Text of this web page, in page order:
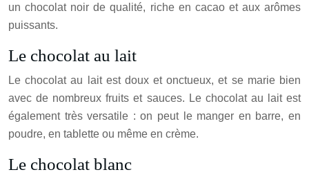
un chocolat noir de qualité, riche en cacao et aux arômes
puissants.
Le chocolat au lait
Le chocolat au lait est doux et onctueux, et se marie bien
avec de nombreux fruits et sauces. Le chocolat au lait est
également très versatile : on peut le manger en barre, en
poudre, en tablette ou même en crème.
Le chocolat blanc